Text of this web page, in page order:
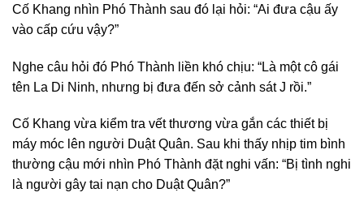
Cố Khang nhìn Phó Thành sau đó lại hỏi: “Ai đưa cậu ấy
vào cấp cứu vậy?”
Nghe câu hỏi đó Phó Thành liền khó chịu: “Là một cô gái
tên La Di Ninh, nhưng bị đưa đến sở cảnh sát J rồi.”
Cố Khang vừa kiểm tra vết thương vừa gắn các thiết bị
máy móc lên người Duật Quân. Sau khi thấy nhịp tim bình
thường cậu mới nhìn Phó Thành đặt nghi vấn: “Bị tình nghi
là người gây tai nạn cho Duật Quân?”